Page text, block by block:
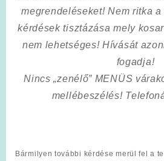
megrendeléseket! Nem ritka
kérdések tisztázása mely
nem lehetséges! Hívását
fogadja!
Nincs „zenélő” MENÜS
mellébeszélés!
Bármilyen további kérdése merül fel a